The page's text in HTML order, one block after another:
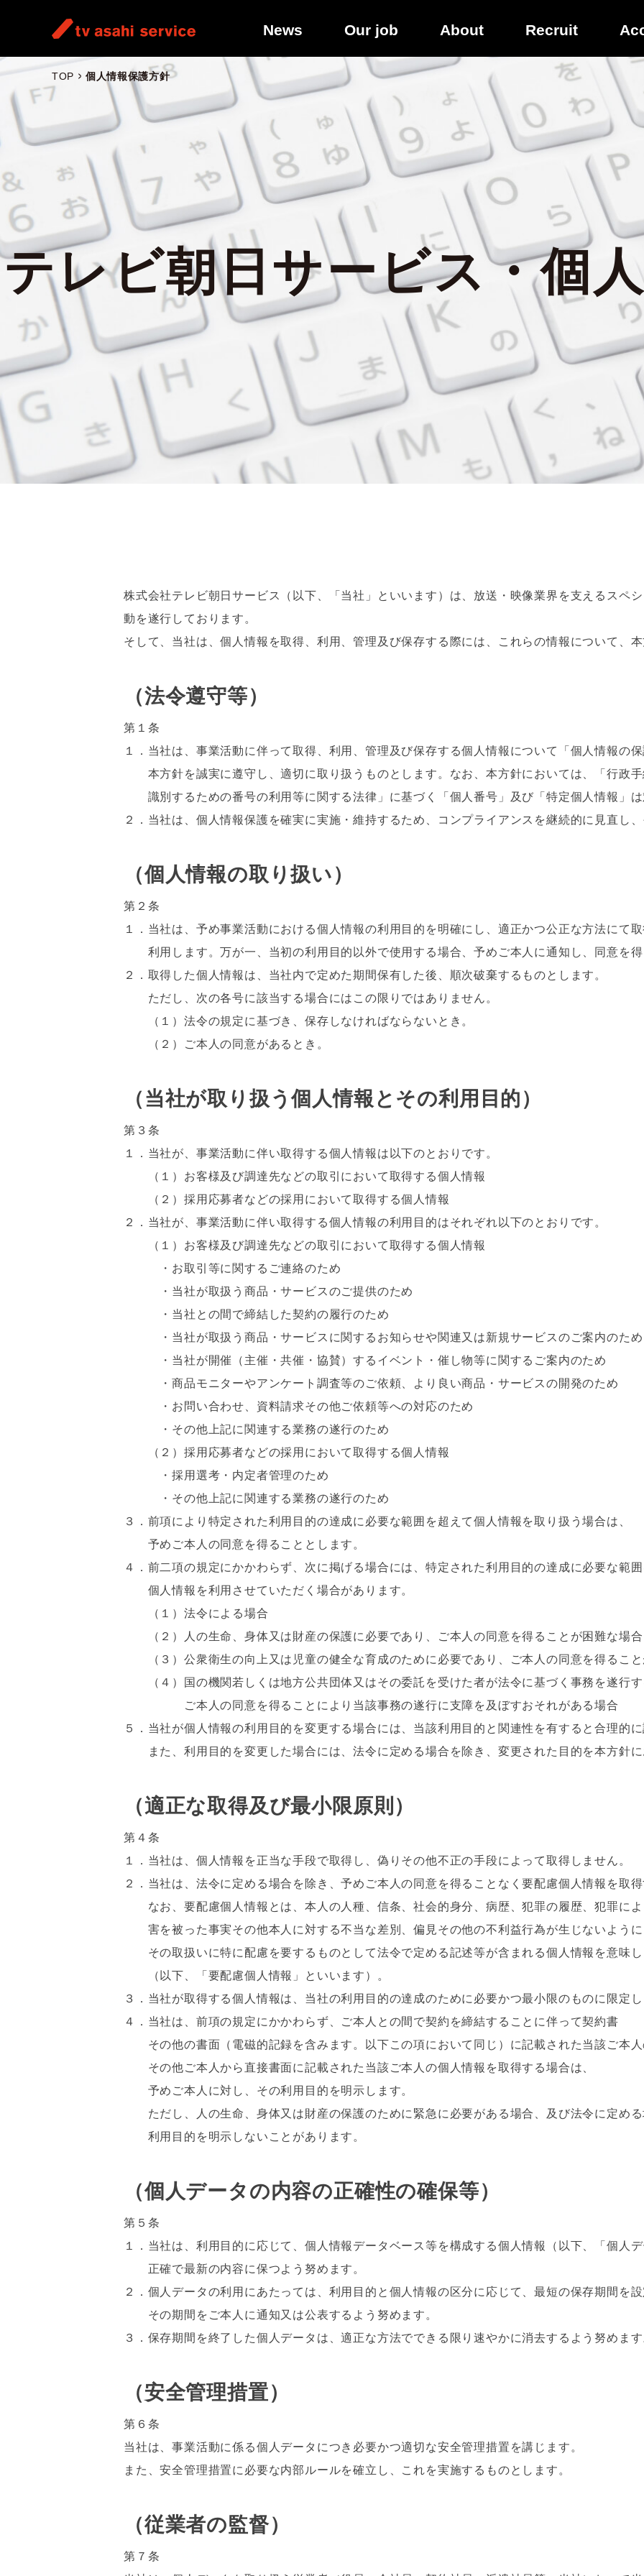
News Our job About Recruit
TOP 個人情報保護方針
テレビ朝日サービス・個
株式会社テレビ朝日サービス（以下、「当社」といいます）は、放送・映像業界を支えるスペ
動を遂行しております。
そして、当社は、個人情報を取得、利用、管理及び保存する際には、これらの情報について、
（法令遵守等）
第１条
１．当社は、事業活動に伴って取得、利用、管理及び保存する個人情報について「個人情報の
本方針を誠実に遵守し、適切に取り扱うものとします。なお、本方針においては、「行政
識別するための番号の利用等に関する法律」に基づく「個人番号」及び「特定個人情報」
２．当社は、個人情報保護を確実に実施・維持するため、コンプライアンスを継続的に見直し
（個人情報の取り扱い）
第２条
１．当社は、予め事業活動における個人情報の利用目的を明確にし、適正かつ公正な方法にて
利用します。万が一、当初の利用目的以外で使用する場合、予めご本人に通知し、同意を
２．取得した個人情報は、当社内で定めた期間保有した後、順次破棄するものとします。
ただし、次の各号に該当する場合にはこの限りではありません。
（１）法令の規定に基づき、保存しなければならないとき。
（２）ご本人の同意があるとき。
（当社が取り扱う個人情報とその利用目的）
第３条
１．当社が、事業活動に伴い取得する個人情報は以下のとおりです。
（１）お客様及び調達先などの取引において取得する個人情報
（２）採用応募者などの採用において取得する個人情報
２．当社が、事業活動に伴い取得する個人情報の利用目的はそれぞれ以下のとおりです。
（１）お客様及び調達先などの取引において取得する個人情報
・お取引等に関するご連絡のため
・当社が取扱う商品・サービスのご提供のため
・当社との間で締結した契約の履行のため
・当社が取扱う商品・サービスに関するお知らせや関連又は新規サービスのご案内のため
・当社が開催（主催・共催・協賛）するイベント・催し物等に関するご案内のため
・商品モニターやアンケート調査等のご依頼、より良い商品・サービスの開発のため
・お問い合わせ、資料請求その他ご依頼等への対応のため
・その他上記に関連する業務の遂行のため
（２）採用応募者などの採用において取得する個人情報
・採用選考・内定者管理のため
・その他上記に関連する業務の遂行のため
３．前項により特定された利用目的の達成に必要な範囲を超えて個人情報を取り扱う場合は、
予めご本人の同意を得ることとします。
４．前二項の規定にかかわらず、次に掲げる場合には、特定された利用目的の達成に必要な範
個人情報を利用させていただく場合があります。
（１）法令による場合
（２）人の生命、身体又は財産の保護に必要であり、ご本人の同意を得ることが困難な場合
（３）公衆衛生の向上又は児童の健全な育成のために必要であり、ご本人の同意を得るこ
（４）国の機関若しくは地方公共団体又はその委託を受けた者が法令に基づく事務を遂行
ご本人の同意を得ることにより当該事務の遂行に支障を及ぼすおそれがある場合
５．当社が個人情報の利用目的を変更する場合には、当該利用目的と関連性を有すると合理的
また、利用目的を変更した場合には、法令に定める場合を除き、変更された目的を本方針
（適正な取得及び最小限原則）
第４条
１．当社は、個人情報を正当な手段で取得し、偽りその他不正の手段によって取得しません。
２．当社は、法令に定める場合を除き、予めご本人の同意を得ることなく要配慮個人情報を取
なお、要配慮個人情報とは、本人の人種、信条、社会的身分、病歴、犯罪の履歴、犯罪に
害を被った事実その他本人に対する不当な差別、偏見その他の不利益行為が生じないように
その取扱いに特に配慮を要するものとして法令で定める記述等が含まれる個人情報を意味
（以下、「要配慮個人情報」といいます）。
３．当社が取得する個人情報は、当社の利用目的の達成のために必要かつ最小限のものに限定
４．当社は、前項の規定にかかわらず、ご本人との間で契約を締結することに伴って契約書
その他の書面（電磁的記録を含みます。以下この項において同じ）に記載された当該ご本
その他ご本人から直接書面に記載された当該ご本人の個人情報を取得する場合は、
予めご本人に対し、その利用目的を明示します。
ただし、人の生命、身体又は財産の保護のために緊急に必要がある場合、及び法令に定め
利用目的を明示しないことがあります。
（個人データの内容の正確性の確保等）
第５条
１．当社は、利用目的に応じて、個人情報データベース等を構成する個人情報（以下、「個人
正確で最新の内容に保つよう努めます。
２．個人データの利用にあたっては、利用目的と個人情報の区分に応じて、最短の保存期間を
その期間をご本人に通知又は公表するよう努めます。
３．保存期間を終了した個人データは、適正な方法でできる限り速やかに消去するよう努めま
（安全管理措置）
第６条
当社は、事業活動に係る個人データにつき必要かつ適切な安全管理措置を講じます。
また、安全管理措置に必要な内部ルールを確立し、これを実施するものとします。
（従業者の監督）
第７条